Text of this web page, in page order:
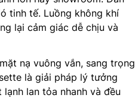
tinh tế. Luồng không khí
lại cảm giác dễ chịu và
nạ vuông vắn, sang trọng
là giải pháp lý tưởng
lan tỏa nhanh và đều